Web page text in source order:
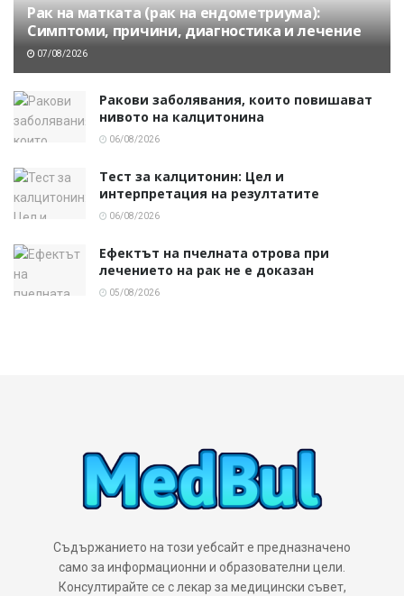
Рак на матката (рак на ендометриума):
Симптоми, причини, диагностика и лечение
07/08/2026
Ракови заболявания, които повишават
нивото на калцитонина
06/08/2026
Тест за калцитонин: Цел и
интерпретация на резултатите
06/08/2026
Ефектът на пчелната отрова при
лечението на рак не е доказан
05/08/2026
Съдържанието на този уебсайт е предназначено
само за информационни и образователни цели.
Консултирайте се с лекар за медицински съвет,